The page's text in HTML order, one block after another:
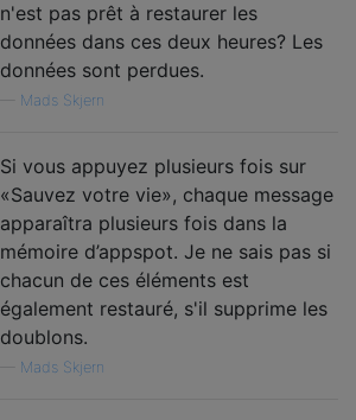
n'est pas prêt à restaurer les
données dans ces deux heures? Les
données sont perdues.
Mads Skjern
Si vous appuyez plusieurs fois sur
«Sauvez votre vie», chaque message
apparaîtra plusieurs fois dans la
mémoire d’appspot. Je ne sais pas si
chacun de ces éléments est
également restauré, s'il supprime les
doublons.
Mads Skjern